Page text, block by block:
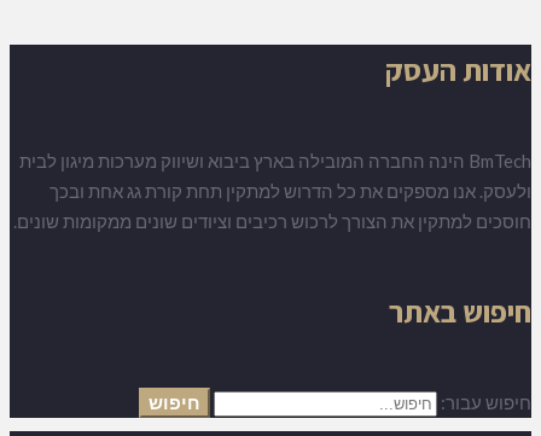
אודות העסק
BmTech הינה החברה המובילה בארץ ביבוא ושיווק מערכות מיגון לבית
ולעסק. אנו מספקים את כל הדרוש למתקין תחת קורת גג אחת ובכך
חוסכים למתקין את הצורך לרכוש רכיבים וציודים שונים ממקומות שונים.
חיפוש באתר
חיפוש עבור: חיפוש